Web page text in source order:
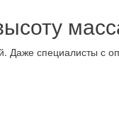
специалисты с